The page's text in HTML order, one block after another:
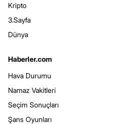
Kripto
3.Sayfa
Dünya
Haberler.com
Hava Durumu
Namaz Vakitleri
Seçim Sonuçları
Şans Oyunları